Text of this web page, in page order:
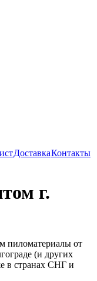
ДоставкаКонтакты
г.
пиломатериалы от
(и других
в странах СНГ и